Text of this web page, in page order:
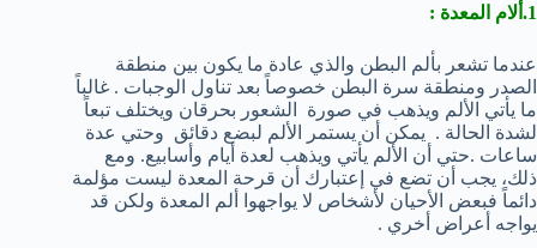
1.ألام المعدة :
عندما تشعر بألم البطن والذي عادة ما يكون بين منطقة
الصدر ومنطقة سرة البطن خصوصاً بعد تناول الوجبات . غالباً
ما يأتي الألم ويذهب في صورة الشعور بحرقان ويختلف تبعاً
لشدة الحالة . يمكن أن يستمر الألم لبضع دقائق وحتي عدة
ساعات .حتي أن الألم يأتي ويذهب لعدة أيام وأسابيع. ومع
ذلك، يجب أن تضع في إعتبارك أن قرحة المعدة ليست مؤلمة
دائماً فبعض الأحيان لأشخاص لا يواجهوا ألم المعدة ولكن قد
يواجه أعراض أخري .